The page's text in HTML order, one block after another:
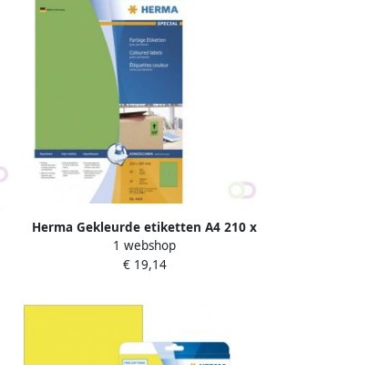
Herma Gekleurde etiketten A4 210 x
297 mm groen verwijderbaar
1 webshop
€ 19,14